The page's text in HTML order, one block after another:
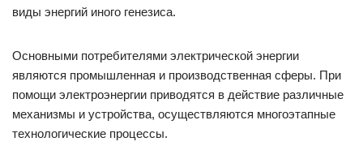
виды энергий иного генезиса.
Основными потребителями электрической энергии
являются промышленная и производственная сферы. При
помощи электроэнергии приводятся в действие различные
механизмы и устройства, осуществляются многоэтапные
технологические процессы.